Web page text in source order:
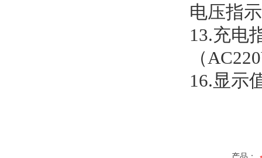
电压指
13.充
（
16.显示